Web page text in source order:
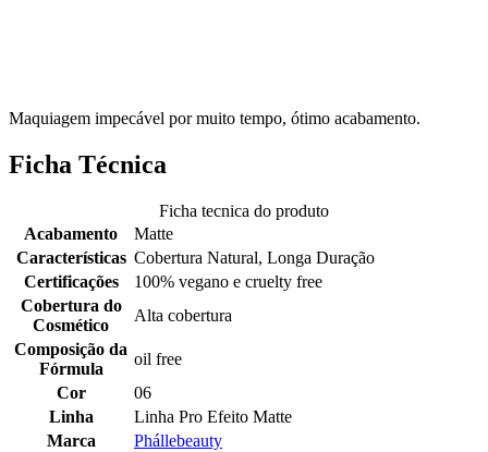
Maquiagem impecável por muito tempo, ótimo acabamento.
Ficha Técnica
Ficha tecnica do produto
Acabamento
Matte
Características Cobertura Natural, Longa Duração
Certificações
100% vegano e cruelty free
Cobertura do
Cosmético
Alta cobertura
Composição da
Fórmula
oil free
Cor
06
Linha
Linha Pro Efeito Matte
Marca
Phállebeauty